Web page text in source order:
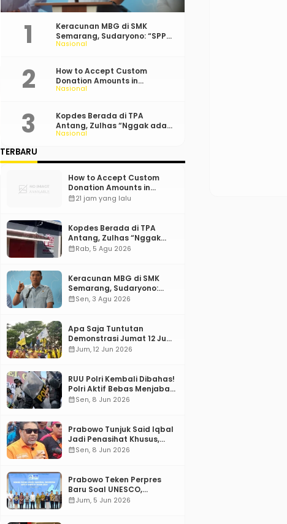
Nasional
Keracunan MBG di SMK
Semarang, Sudaryono: “SPPG
Harus Bertanggung Jawab!”
Nasional
How to Accept Custom
Donation Amounts in
WordPress with Stripe
Nasional
Kopdes Berada di TPA
Antang, Zulhas “Nggak ada
Lahan!”
TERBARU
How to Accept Custom
Donation Amounts in
WordPress with Stripe
calendar_month21 jam yang lalu
Kopdes Berada di TPA
Antang, Zulhas “Nggak
ada Lahan!”
calendar_monthRab, 5 Agu 2026
Keracunan MBG di SMK
Semarang, Sudaryono:
“SPPG Harus Bertanggung
calendar_monthSen, 3 Agu 2026
Apa Saja Tuntutan
Demonstrasi Jumat 12 Juni
2026?
calendar_monthJum, 12 Jun 2026
RUU Polri Kembali Dibahas!
Polri Aktif Bebas Menjabat
Di Manapun
calendar_monthSen, 8 Jun 2026
Prabowo Tunjuk Said Iqbal
Jadi Penasihat Khusus,
Mengapa?
calendar_monthSen, 8 Jun 2026
Prabowo Teken Perpres
Baru Soal UNESCO,
Tentang Apa?
calendar_monthJum, 5 Jun 2026